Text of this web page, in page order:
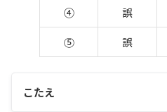
④
誤
⑤
誤
こたえ